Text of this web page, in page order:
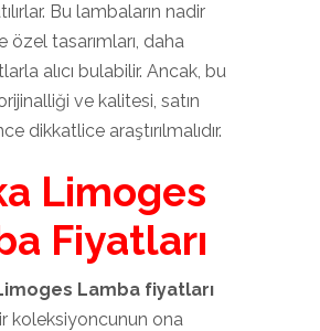
Bu lambaların nadir
özel tasarımları, daha
alıcı bulabilir. Ancak, bu
ve kalitesi, satın
dikkatlice araştırılmalıdır.
Limoges
Fiyatları
Lamba fiyatları
koleksiyoncunun ona